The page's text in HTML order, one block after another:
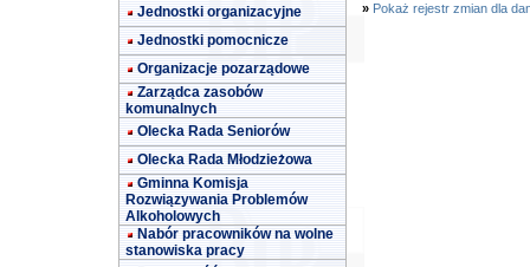
Jednostki organizacyjne
Jednostki pomocnicze
Organizacje pozarządowe
Zarządca zasobów
komunalnych
Olecka Rada Seniorów
Olecka Rada Młodzieżowa
Gminna Komisja
Rozwiązywania Problemów
Alkoholowych
Nabór pracowników na wolne
stanowiska pracy
» Pokaż rejestr zmian dla